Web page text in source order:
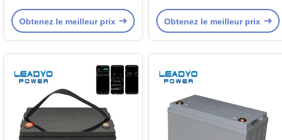
Batteries Lifepo4 à cycle
profond avec BMS
Obtenez le meilleur prix
CCA1200 commencer de
LiFePO4 et batteries profondes
Obtenez le meilleur prix